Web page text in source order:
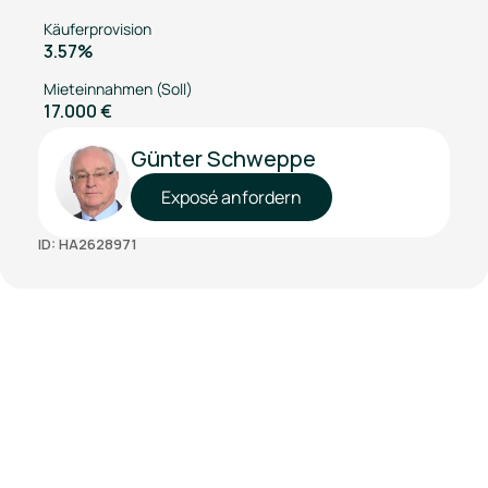
Käuferprovision
3.57%
Mieteinnahmen (Soll)
17.000 €
Günter Schweppe
Exposé anfordern
ID: HA2628971